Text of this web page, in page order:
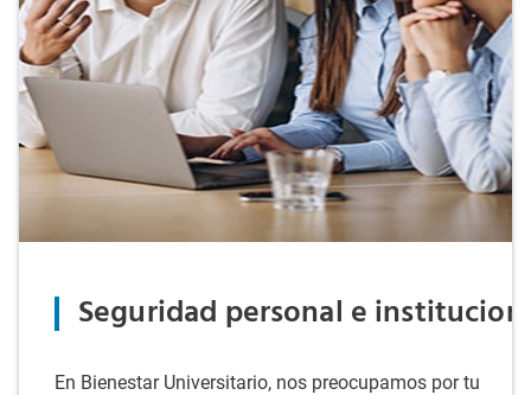
Seguridad personal e
En Bienestar Universitario, nos preocupamos por tu